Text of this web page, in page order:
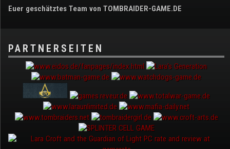
Euer geschätztes Team von TOMBRAIDER-GAME.DE
PARTNERSEITEN